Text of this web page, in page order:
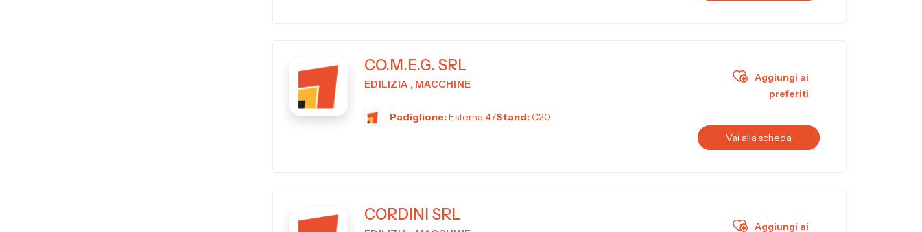
CO.M.E.G. SRL
EDILIZIA , MACCHINE
Padiglione:Esterna 47Stand:C20
Aggiungi ai
preferiti
Vai alla scheda
CORDINI SRL
Aggiungi ai